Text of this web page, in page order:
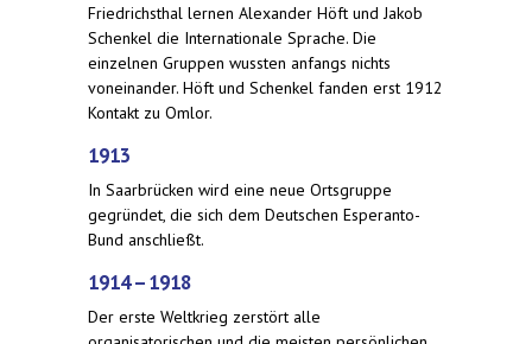
Friedrichsthal lernen Alexander Höft und Jakob
Schenkel die Internationale Sprache. Die
einzelnen Gruppen wussten anfangs nichts
voneinander. Höft und Schenkel fanden erst 1912
Kontakt zu Omlor.
1913
In Saarbrücken wird eine neue Ortsgruppe
gegründet, die sich dem Deutschen Esperanto-
Bund anschließt.
1914 – 1918
Der erste Weltkrieg zerstört alle